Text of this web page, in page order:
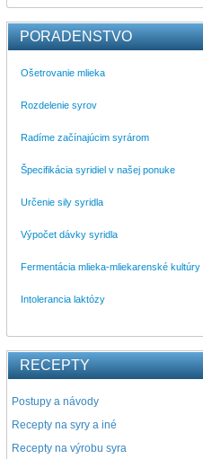
PORADENSTVO
Ošetrovanie mlieka
Rozdelenie syrov
Radíme začínajúcim syrárom
Špecifikácia syridiel v našej ponuke
Určenie sily syridla
Výpočet dávky syridla
Fermentácia mlieka-mliekarenské kultúry
Intolerancia laktózy
RECEPTY
Postupy a návody
Recepty na syry a iné
Recepty na výrobu syra